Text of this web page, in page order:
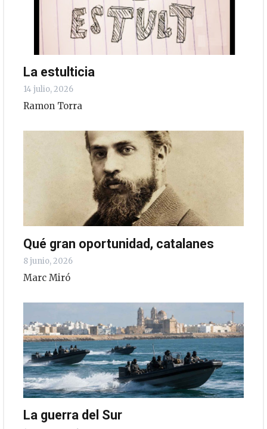
La estulticia
14 julio, 2026
Ramon Torra
Qué gran oportunidad, catalanes
8 junio, 2026
Marc Miró
La guerra del Sur